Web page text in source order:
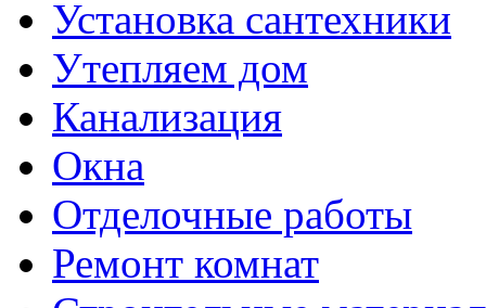
Установка сантехники
Утепляем дом
Канализация
Окна
Отделочные работы
Ремонт комнат